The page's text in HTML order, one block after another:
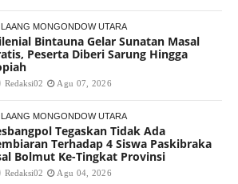
MONGONDOW UTARA
Bintauna Gelar Sunatan Masal
Peserta Diberi Sarung Hingga
Redaksi02 Agu 07, 2026
MONGONDOW UTARA
Tegaskan Tidak Ada
Terhadap 4 Siswa Paskibraka
Bolmut Ke-Tingkat Provinsi
Redaksi02 Agu 04, 2026